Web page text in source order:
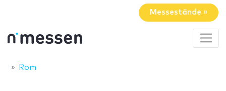
Messestände »
Rom